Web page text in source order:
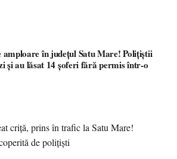
în județul Satu Mare! Polițiștii
și au lăsat 14 șoferi fără permis într-o